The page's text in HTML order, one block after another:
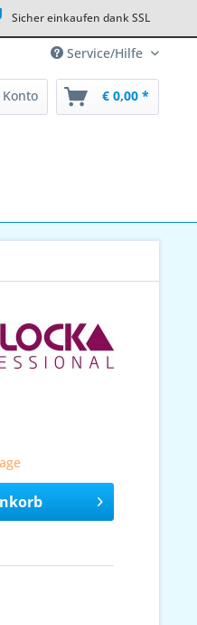
Sicher einkaufen dank SSL
Service/Hilfe
€ 0,00 *